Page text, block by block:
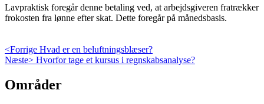
Lavpraktisk foregår denne betaling ved, at arbejdsgiveren fratrækker
frokosten fra lønne efter skat. Dette foregår på månedsbasis.
Indlægsnavigation
<Forrige Previous
post:
Hvad er en beluftningsblæser?
Næste> Next
Hvorfor tage et kursus i regnskabsanalyse?
Skip
to
Områder